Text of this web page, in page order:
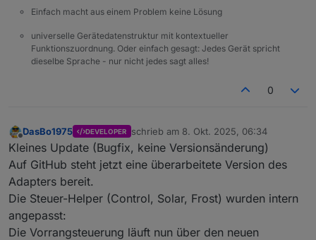
Einfach macht aus einem Problem keine Lösung
universelle Gerätedatenstruktur mit kontextueller
Funktionszuordnung. Oder einfach gesagt: Jedes Gerät spricht
dieselbe Sprache - nur nicht jedes sagt alles!
0
Offline
DasBo1975 DEVELOPER schrieb am 8. Okt. 2025, 06:34
zuletzt editiert von
Kleines Update (Bugfix, keine Versionsänderung)
Auf GitHub steht jetzt eine überarbeitete Version des
Adapters bereit.
Die Steuer-Helper (Control, Solar, Frost) wurden intern
angepasst:
Die Vorrangsteuerung läuft nun über den neuen